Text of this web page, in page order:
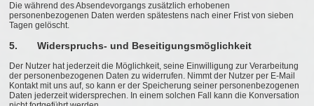
Die während des Absendevorgangs zusätzlich erhobenen
personenbezogenen Daten werden spätestens nach einer Frist von sieben
Tagen gelöscht.
5. Widerspruchs- und Beseitigungsmöglichkeit
Der Nutzer hat jederzeit die Möglichkeit, seine Einwilligung zur Verarbeitung
der personenbezogenen Daten zu widerrufen. Nimmt der Nutzer per E-Mail
Kontakt mit uns auf, so kann er der Speicherung seiner personenbezogenen
Daten jederzeit widersprechen. In einem solchen Fall kann die Konversation